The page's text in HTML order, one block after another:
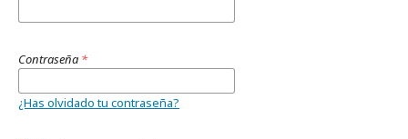
Contraseña *
¿Has olvidado tu contraseña?